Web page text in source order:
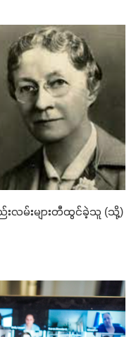
လမ်းများတီထွင်ခဲ့သူ (သို့)